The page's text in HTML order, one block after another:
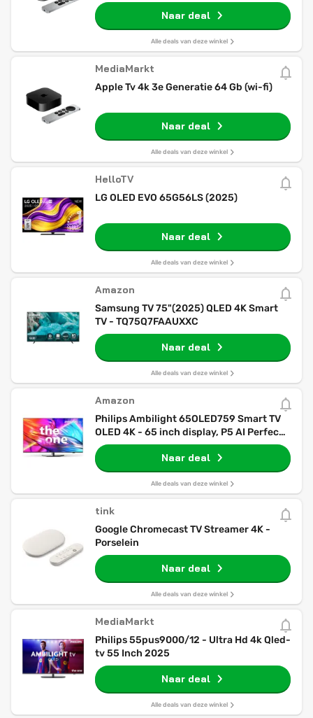
Naar deal
Alle deals van deze winkel
MediaMarkt
Apple Tv 4k 3e Generatie 64 Gb (wi-fi)
Naar deal
Alle deals van deze winkel
HelloTV
LG OLED EVO 65G56LS (2025)
Naar deal
Alle deals van deze winkel
Amazon
Samsung TV 75"(2025) QLED 4K Smart
TV - TQ75Q7FAAUXXC
Naar deal
Alle deals van deze winkel
Amazon
Philips Ambilight 65OLED759 Smart TV
OLED 4K - 65 inch display, P5 AI Perfect
Picture Ultra HD, Titan OS, Dolby Vision
en Dolby Atmos-geluid, werkt met Alexa
en Google Assistant
Naar deal
Alle deals van deze winkel
tink
Google Chromecast TV Streamer 4K -
Porselein
Naar deal
Alle deals van deze winkel
MediaMarkt
Philips 55pus9000/12 - Ultra Hd 4k Qled-
tv 55 Inch 2025
Naar deal
Alle deals van deze winkel